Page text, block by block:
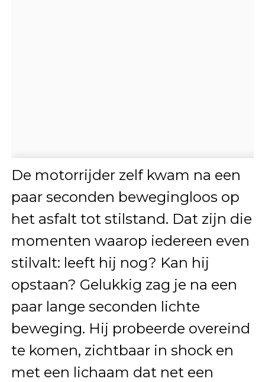
De motorrijder zelf kwam na een
paar seconden bewegingloos op
het asfalt tot stilstand. Dat zijn die
momenten waarop iedereen even
stilvalt: leeft hij nog? Kan hij
opstaan? Gelukkig zag je na een
paar lange seconden lichte
beweging. Hij probeerde overeind
te komen, zichtbaar in shock en
met een lichaam dat net een